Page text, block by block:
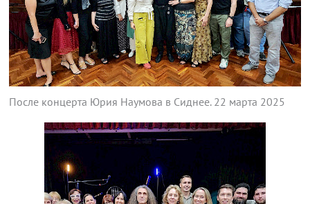
После концерта Юрия Наумова в Сиднее. 22 марта 2025